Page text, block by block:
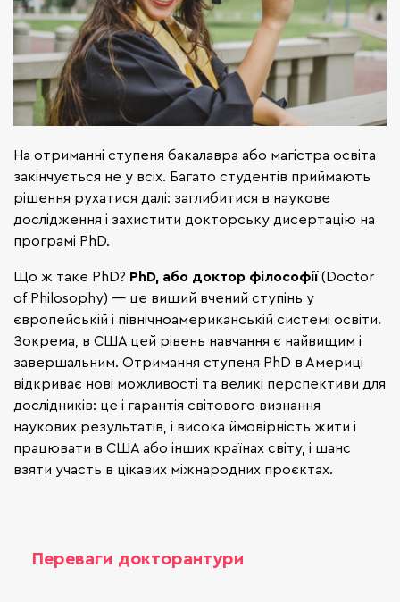
На отриманні ступеня бакалавра або магістра освіта
закінчується не у всіх. Багато студентів приймають
рішення рухатися далі: заглибитися в наукове
дослідження і захистити докторську дисертацію на
програмі PhD.
Що ж таке PhD? PhD, або доктор філософії(Doctor
of Philosophy) — це вищий вчений ступінь у
європейській і північноамериканській системі освіти.
Зокрема, в США цей рівень навчання є найвищим і
завершальним. Отримання ступеня PhD в Америці
відкриває нові можливості та великі перспективи для
дослідників: це і гарантія світового визнання
наукових результатів, і висока ймовірність жити і
працювати в США або інших країнах світу, і шанс
взяти участь в цікавих міжнародних проєктах.
Переваги докторантури